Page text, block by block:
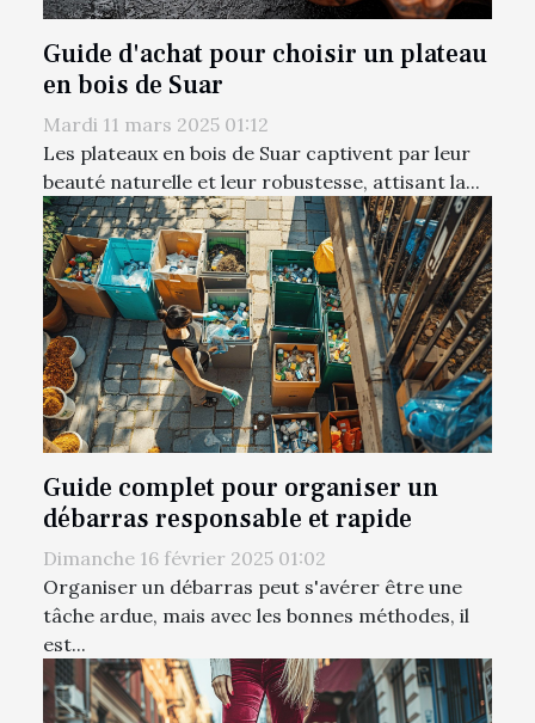
Guide d'achat pour choisir un plateau
en bois de Suar
Mardi 11 mars 2025 01:12
Les plateaux en bois de Suar captivent par leur
beauté naturelle et leur robustesse, attisant la...
Guide complet pour organiser un
débarras responsable et rapide
Dimanche 16 février 2025 01:02
Organiser un débarras peut s'avérer être une
tâche ardue, mais avec les bonnes méthodes, il
est...